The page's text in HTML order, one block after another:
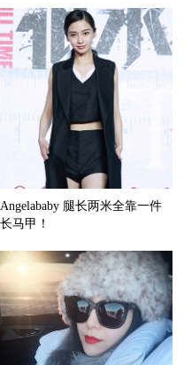
Angelababy 腿长两米全靠一件
长马甲！